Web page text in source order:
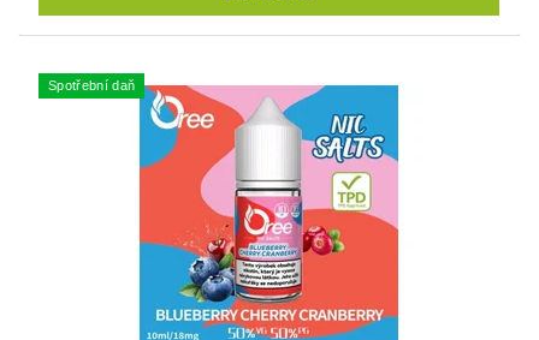
Spotřební daň